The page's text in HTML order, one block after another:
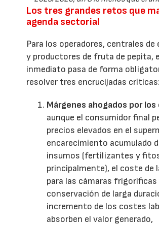
Los tres grandes retos que
agenda sectorial
Para los operadores, centrales de
y productores de fruta de pepita,
inmediato pasa de forma
resolver tres encrucijadas críticas:
Márgenes ahogados por
aunque el consumidor final
precios elevados en el
encarecimiento acumulado
insumos (fertilizantes y
principalmente), el coste de
para las cámaras frigoríficas
conservación de larga
incremento de los costes
absorben el valor generado,